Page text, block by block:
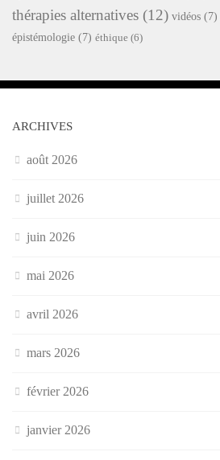
thérapies alternatives (12) vidéos (7)
épistémologie (7) éthique (6)
ARCHIVES
août 2026
juillet 2026
juin 2026
mai 2026
avril 2026
mars 2026
février 2026
janvier 2026